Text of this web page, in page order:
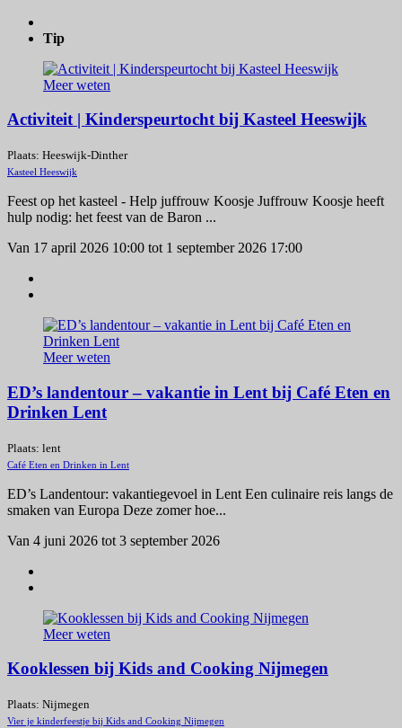
Tip
Meer weten
Activiteit | Kinderspeurtocht bij Kasteel Heeswijk
Plaats: Heeswijk-Dinther
Kasteel Heeswijk
Feest op het kasteel - Help juffrouw Koosje Juffrouw Koosje heeft
hulp nodig: het feest van de Baron ...
Van 17 april 2026 10:00 tot 1 september 2026 17:00
Meer weten
ED’s landentour – vakantie in Lent bij Café Eten en
Drinken Lent
Plaats: lent
Café Eten en Drinken in Lent
ED’s Landentour: vakantiegevoel in Lent Een culinaire reis langs de
smaken van Europa Deze zomer hoe...
Van 4 juni 2026 tot 3 september 2026
Meer weten
Kooklessen bij Kids and Cooking Nijmegen
Plaats: Nijmegen
Vier je kinderfeestje bij Kids and Cooking Nijmegen